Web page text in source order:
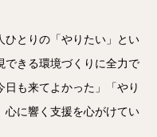
ひとりの「やりたい」とい
できる環境づくりに全力で
も来てよかった」「やり
心に響く支援を心がけてい